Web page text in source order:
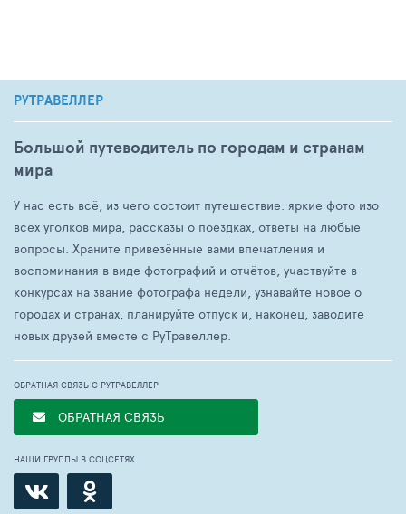
РУТРАВЕЛЛЕР
Большой путеводитель по городам и странам
мира
У нас есть всё, из чего состоит путешествие: яркие фото изо
всех уголков мира, рассказы о поездках, ответы на любые
вопросы. Храните привезённые вами впечатления и
воспоминания в виде фотографий и отчётов, участвуйте в
конкурсах на звание фотографа недели, узнавайте новое о
городах и странах, планируйте отпуск и, наконец, заводите
новых друзей вместе с РуТравеллер.
ОБРАТНАЯ СВЯЗЬ С РУТРАВЕЛЛЕР
ОБРАТНАЯ СВЯЗЬ
НАШИ ГРУППЫ В СОЦСЕТЯХ